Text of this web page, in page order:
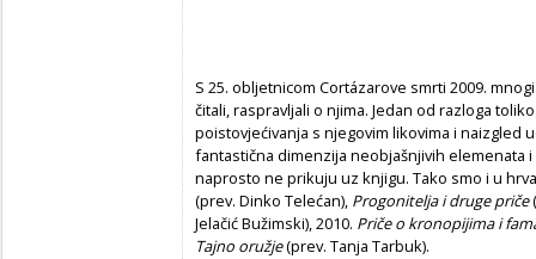
S 25. obljetnicom Cortázarove smrti 2009.
čitali, raspravljali o njima. Jedan od razloga
poistovjećivanja s njegovim likovima i naizgled
fantastična dimenzija neobjašnjivih elemenata
naprosto ne prikuju uz knjigu. Tako smo i u
(prev. Dinko Telećan), Progonitelja i druge priče
Jelačić Bužimski), 2010. Priče o kronopijima i
Tajno oružje(prev. Tanja Tarbuk).